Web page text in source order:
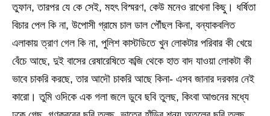
তুফান, তারপর যে কে সেই, মহৎ বিস্মরণ, কেউ মনেও রাখেনা কিছু। ধর্ষিতা
বিচার পেল কি না, উপোসী গ্রামে চাল ডাল পৌঁছল কিনা, বন্যাকবলিত
এলাকায় ত্রাণ গেল কি না, পুলিশ কাস্টডিতে খুন লোকটার পরিবার কী খেয়ে
বেঁচে আছে, দুই বাসের রেষারেষিতে কব্জি থেকে হাত বাদ যাওয়া লোকটা কী
ভাবে চাকরি করছে, তার আদৌ চাকরি আছে কিনা- এসব জানার দরকার নেই
কারো। তুমি ওদিকে এক গলা জলে ডুবে ছবি তুলছ, কিংবা আগুনের মধ্যে